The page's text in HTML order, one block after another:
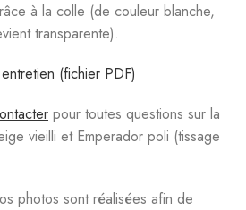
à la colle (de couleur blanche,
transparente).
(fichier PDF)
pour toutes questions sur la
vieilli et Emperador poli (tissage
photos sont réalisées afin de